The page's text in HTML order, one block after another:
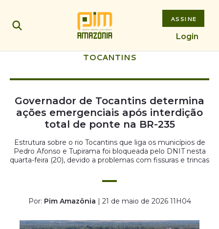
ASSINE
Login
TOCANTINS
Governador de Tocantins determina
ações emergenciais após interdição
total de ponte na BR-235
Estrutura sobre o rio Tocantins que liga os municípios de
Pedro Afonso e Tupirama foi bloqueada pelo DNIT nesta
quarta-feira (20), devido a problemas com fissuras e trincas
Por: Pim Amazônia | 21 de maio de 2026 11H04